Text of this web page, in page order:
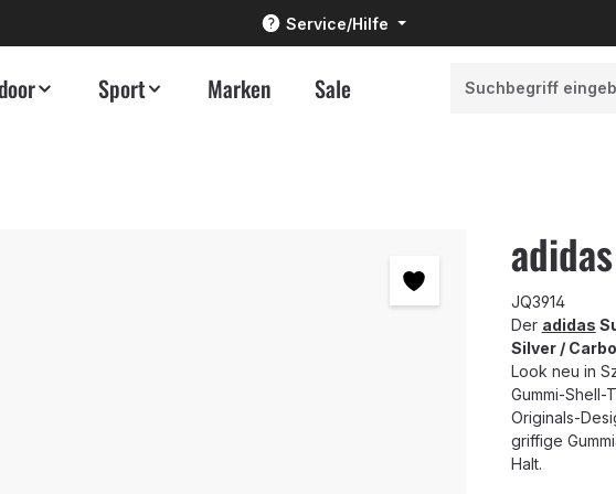
Service/Hilfe
Sport Marken Sale
JQ3914
Der adidas
Silver /
Look neu in
Gummi-
Originals-
griffige
Halt.